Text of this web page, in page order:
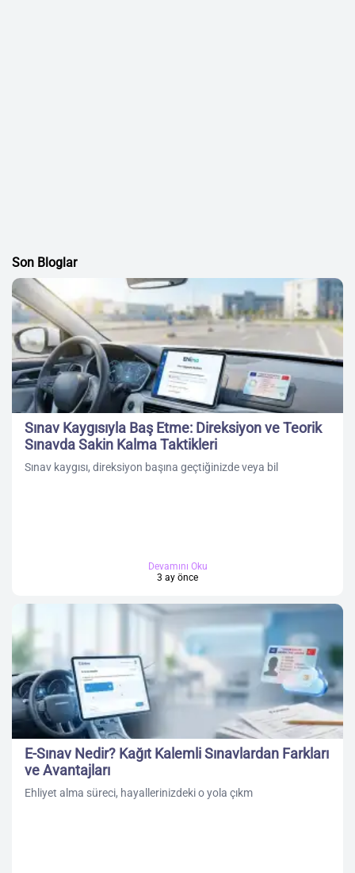
Son Bloglar
Sınav Kaygısıyla Baş Etme: Direksiyon ve Teorik
Sınavda Sakin Kalma Taktikleri
Sınav kaygısı, direksiyon başına geçtiğinizde veya bil
Devamını Oku
3 ay önce
E-Sınav Nedir? Kağıt Kalemli Sınavlardan Farkları
ve Avantajları
Ehliyet alma süreci, hayallerinizdeki o yola çıkm